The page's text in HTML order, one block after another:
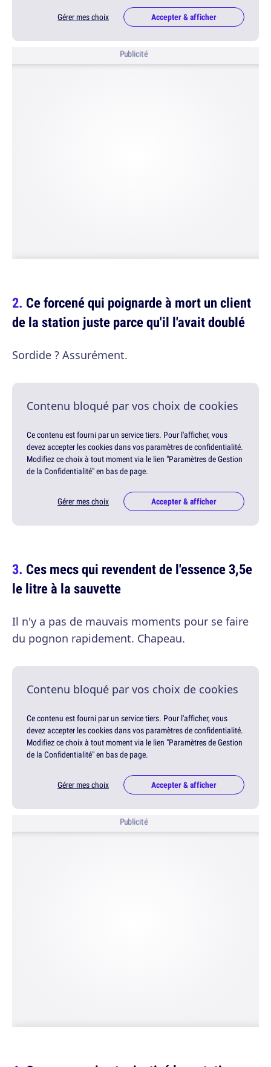
Gérer mes choix Accepter & afficher
Publicité
Ce forcené qui poignarde à mort un client
de la station juste parce qu'il l'avait doublé
Sordide ? Assurément.
Contenu bloqué par vos choix de cookies
Ce contenu est fourni par un service tiers. Pour l'afficher, vous
devez accepter les cookies dans vos paramètres de confidentialité.
Modifiez ce choix à tout moment via le lien "Paramètres de Gestion
de la Confidentialité" en bas de page.
Gérer mes choix Accepter & afficher
Ces mecs qui revendent de l'essence 3,5e
le litre à la sauvette
Il n'y a pas de mauvais moments pour se faire
du pognon rapidement. Chapeau.
Contenu bloqué par vos choix de cookies
Ce contenu est fourni par un service tiers. Pour l'afficher, vous
devez accepter les cookies dans vos paramètres de confidentialité.
Modifiez ce choix à tout moment via le lien "Paramètres de Gestion
de la Confidentialité" en bas de page.
Gérer mes choix Accepter & afficher
Publicité